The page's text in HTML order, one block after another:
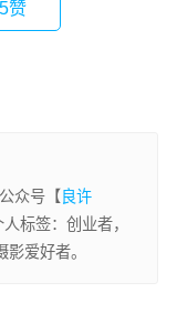
赞
众号【 良许
标签：创业者，
爱好者。